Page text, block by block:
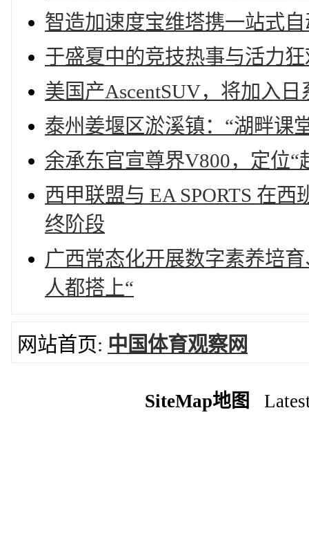
智造加速度宝维塔携一站式
于盛夏中的竞技热事与活力
美国产AscentSUV，将加入
泰州姜堰区淤溪镇：“湖畔课
余承东官宣尊界V800，定位“
西甲联盟与 EA SPORTS 在
终阶段
广西常态化开展数字素养培
人都搭上“
网站首页: 中国体育观察网
SiteMap地图